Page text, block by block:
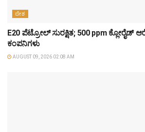
ದೇಶ
E20 ಪೆಟ್ರೋಲ್ ಸುರಕ್ಷಿತ; 500 ppm ಕ್ಲೋರೈಡ್
ಕಂಪನಿಗಳು
AUGUST 09, 2026 02:08 AM